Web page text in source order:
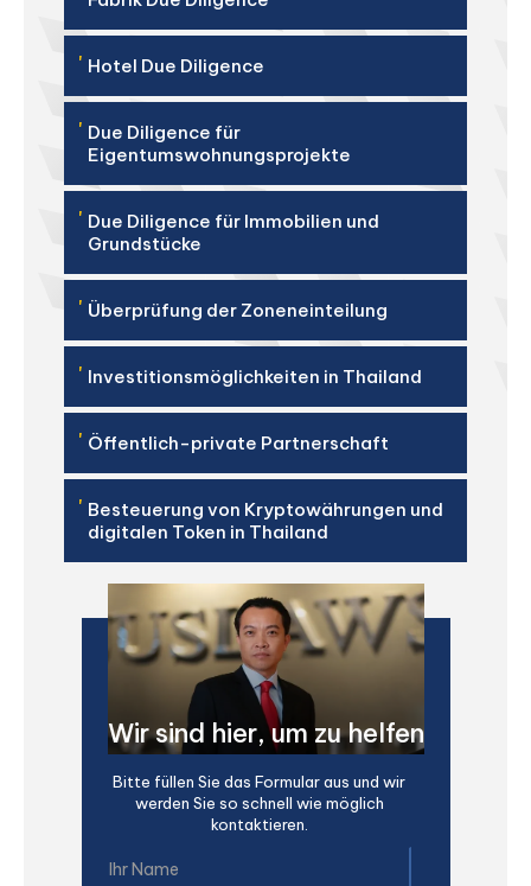
' Hotel Due Diligence
' Due Diligence für
Eigentumswohnungsprojekte
' Due Diligence für Immobilien und
Grundstücke
' Überprüfung der Zoneneinteilung
' Investitionsmöglichkeiten in Thailand
' Öffentlich-private Partnerschaft
' Besteuerung von Kryptowährungen und
digitalen Token in Thailand
Wir sind hier, um zu helfen
Bitte füllen Sie das Formular aus und wir
werden Sie so schnell wie möglich
kontaktieren.